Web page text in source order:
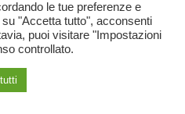
cookie
- Piazzale Luigi Sturzo,15 - 00144
le tue preferenze e
"Accetta tutto", acconsenti
puoi visitare "Impostazioni
controllato.